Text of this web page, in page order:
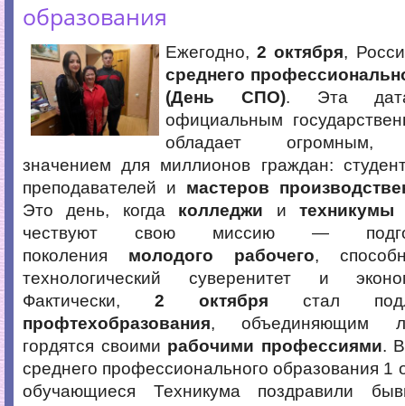
образования
Ежегодно,2 октября,
среднего
(День СПО). Эта
официальным
обладает огромным,
значением для миллионов граждан:
преподавателей и мастеров
Это день, когда колледжи и техникумы
чествуют свою миссию —
поколения молодого рабочего,
технологический суверенитети
Фактически, 2 октября стал
профтехобразования, объединяющим
гордятся своими рабочими профессиями.
среднего профессионального образования 1
обучающиеся Техникума поздравили